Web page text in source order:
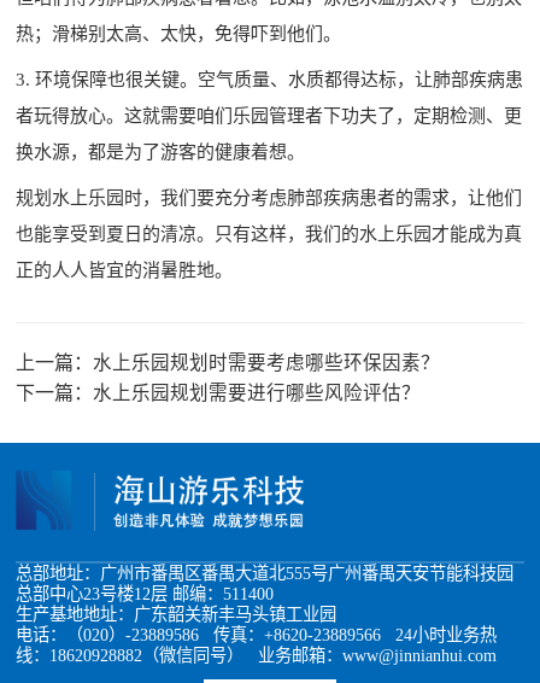
热；滑梯别太高、太快，免得吓到他们。
3. 环境保障也很关键。空气质量、水质都得达标，让肺部疾病患
者玩得放心。这就需要咱们乐园管理者下功夫了，定期检测、更
换水源，都是为了游客的健康着想。
规划水上乐园时，我们要充分考虑肺部疾病患者的需求，让他们
也能享受到夏日的清凉。只有这样，我们的水上乐园才能成为真
正的人人皆宜的消暑胜地。
上一篇： 水上乐园规划时需要考虑哪些环保因素？
下一篇： 水上乐园规划需要进行哪些风险评估？
总部地址：广州市番禺区番禺大道北555号广州番禺天安节能科技园
总部中心23号楼12层 邮编：511400
生产基地地址：广东韶关新丰马头镇工业园
电话：（020）-23889586 传真：+8620-23889566 24小时业务热
线：18620928882（微信同号） 业务邮箱：www@jinnianhui.com